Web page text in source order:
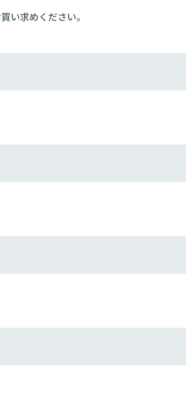
い求めください。